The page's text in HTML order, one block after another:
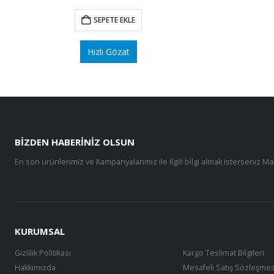
SEPETE EKLE
Hızlı Gözat
BIZDEN HABERINIZ OLSUN
En son ürünlerimiz ve Kampanyalarımız ile ilgili bilgi almak isterseniz
KURUMSAL
Gizlilik Politikası
Hakkımızda
Kargo Teslimat Bilgileri
Mesafeli Satış